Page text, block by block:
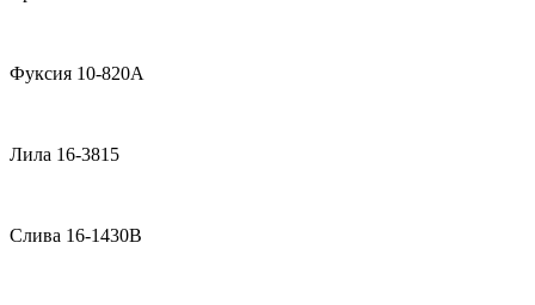
Фуксия 10-820А
Лила 16-3815
Слива 16-1430В